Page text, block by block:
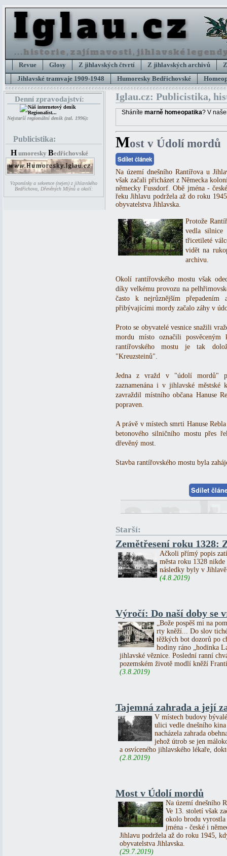
Revue Glosy Z jihlavských čtvrtí Z jihlavských archivů
Jihlavské tramvaje 1909-1948
Humoresky Bedřichovské
Denní zpravodajství:
Nejstarší regionální deník (zal. 1996):
Publicistika:
H umoresky Bedřichovské
Vzpomínky a sekvence (nejen) z jihlavského
Bedřichova, Dřevěných Mlýnů a okolí:
Iglau.cz: Publicistika,
Sháníte marně homeopatika? V
Most v Údolí mordů
Sdílet článek
Na území dnešního Rantířova u
však začali přicházet z Německa
německy Fussdorf. Obě jména -
řeku Jihlavu podržela až do roku
obyvatelstva Jihlavska.
Protože
vedla
třicetileté
vidět na
archivu.
Okolí rantířovského mostu však
díky velkému provozu na
často k nejrůznějším
přibývajícími mordy začalo záhy v
Proto se obyvatelé vesnice snažili
mordu místo označili posvěceným
rantířovského mostu je tak
"Kreuzsteinů".
Jedna z vražd v "údolí mordů"
zaznamenána i v jihlavské
zavraždil místního občana Hanuse
popraven.
A právě v místech smrti Hanuse
betonového silničního mostu přes
dřevěný most.
Stavba rantířovského mostu byla
Sdílet
Starší:
Zemětřesení roku 1328:
Ačkoli přímý popis
města roku 1328
následky byly v
(4.8.2019)
Výročí: Do naší doby se
„Bože pospěš mi na
rty kněží... Do slov
těžkých bot dozorů po
hodiny ráno „hodinka
jihlavské věznice. Poslední ranní
pozemském životě modlí kněží
(3.8.2019)
Tajemná zahrada a její
V místech budovy
ulici vedle dnešního
nacházela zahrada
jehož útrob se jen
a osvíceného jihlavského lékaře,
(2.8.2019)
Most v Údolí mordů
Na území dnešního
Ve 13. století však
okolo brodu vyrostla
jména - české i
Jihlavu podržela až do roku 1945,
obyvatelstva Jihlavska.
(29.7.2019)